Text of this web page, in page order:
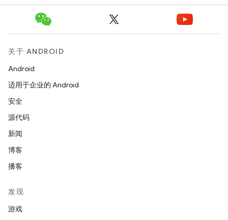
关于 ANDROID
Android
适用于企业的 Android
安全
源代码
新闻
博客
播客
发现
游戏